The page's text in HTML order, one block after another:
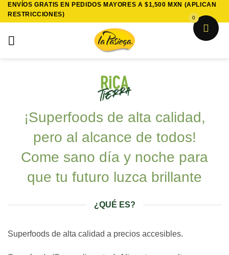
Saltar
ENVÍOS GRATIS EN PEDIDOS MAYORES A $1,500 MXN (APLICAN
RESTRICCIONES)
¡Superfoods de alta calidad,
pero al alcance de todos!
Come sano día y noche para
que tu futuro luzca brillante
¿QUÉ ES?
Superfoods de alta calidad a precios accesibles.
0